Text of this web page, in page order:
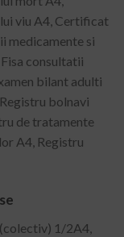
viu A4, Certificat
medicamente si
consultatii
bilant adulti
bolnavi
de tratamente
A4, Registru
1/2A4,